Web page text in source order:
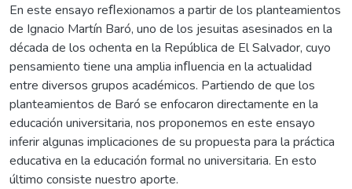
En este ensayo reﬂexionamos a partir de los planteamientos
de Ignacio Martín Baró, uno de los jesuitas asesinados en la
década de los ochenta en la República de El Salvador, cuyo
pensamiento tiene una amplia inﬂuencia en la actualidad
entre diversos grupos académicos. Partiendo de que los
planteamientos de Baró se enfocaron directamente en la
educación universitaria, nos proponemos en este ensayo
inferir algunas implicaciones de su propuesta para la práctica
educativa en la educación formal no universitaria. En esto
último consiste nuestro aporte.